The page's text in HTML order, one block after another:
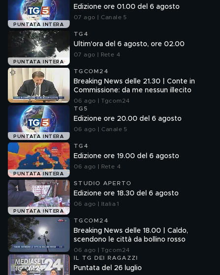
PUNTATA INTERA
Edizione ore 01.00 del 6 agosto
07 ago | Canale 5
PUNTATA INTERA
TG4
Ultim'ora del 6 agosto, ore 02.00
07 ago | Rete 4
TGCOM24
Breaking News delle 21.30 | Conte in
Commissione: da me nessun illecito
06 ago | Tgcom24
PUNTATA INTERA
TG5
Edizione ore 20.00 del 6 agosto
06 ago | Canale 5
PUNTATA INTERA
TG4
Edizione ore 19.00 del 6 agosto
06 ago | Rete 4
PUNTATA INTERA
STUDIO APERTO
Edizione ore 18.30 del 6 agosto
06 ago | Italia 1
TGCOM24
Breaking News delle 18.00 | Caldo,
scendono le città da bollino rosso
06 ago | Tgcom24
IL TG DEI RAGAZZI
Puntata del 26 luglio